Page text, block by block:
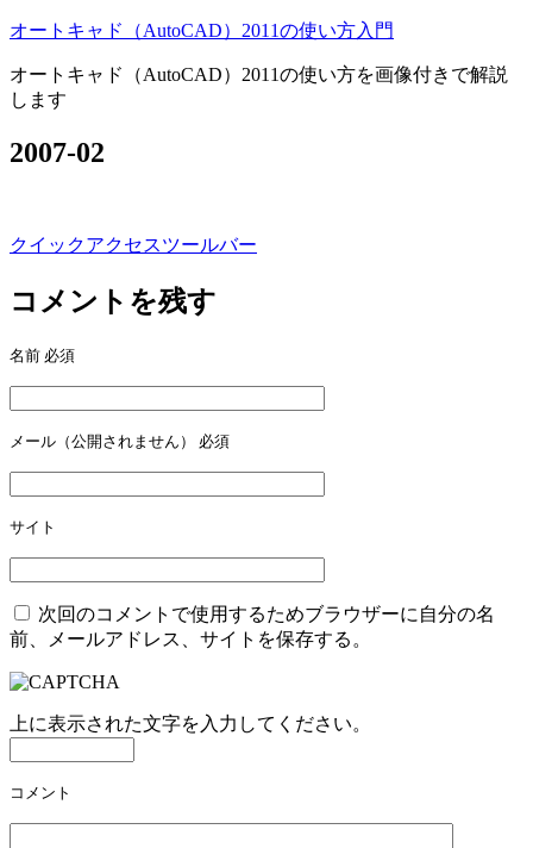
オートキャド（AutoCAD）2011の使い方入門
オートキャド（AutoCAD）2011の使い方を画像付きで解説
します
2007-02
投
稿
ビ
ゲ
ー
シ
ョ
ン
クイックアクセスツールバー
コメントを残す
名前 必須
メール（公開されません） 必須
サイト
次回のコメントで使用するためブラウザーに自分の名
前、メールアドレス、サイトを保存する。
上に表示された文字を入力してください。
コメント